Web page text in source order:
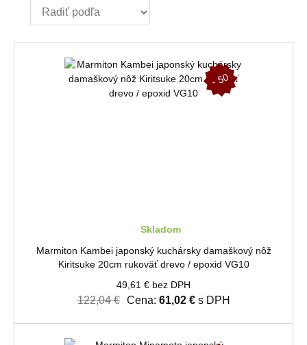
-
5
0
Skladom
Marmiton Kambei japonský kuchársky damaškový nôž
Kiritsuke 20cm rukoväť drevo / epoxid VG10
49,61 € bez DPH
122,04 € Cena: 61,02 €s DPH